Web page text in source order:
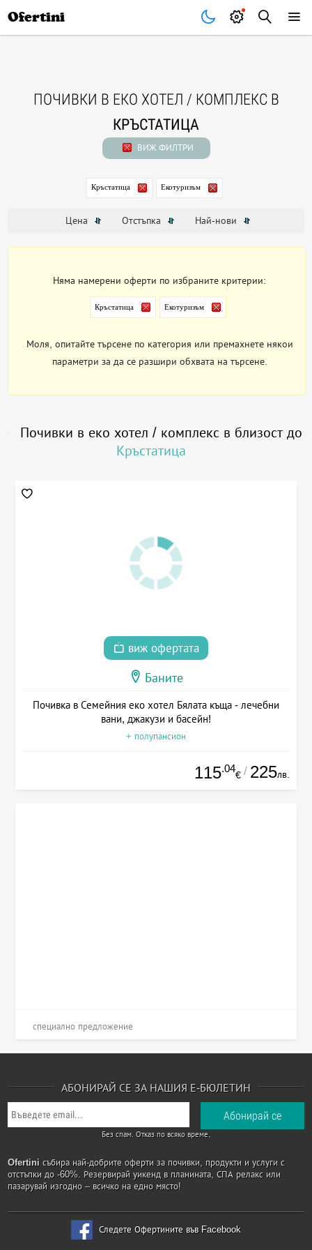
Ofertini
ПОЧИВКИ В ЕКО ХОТЕЛ / КОМПЛЕКС В
КРЪСТАТИЦА
ВИЖ ФИЛТРИ
Кръстатица Екотуризъм
Цена Отстъпка Най-нови
Няма намерени оферти по избраните критерии:
Кръстатица Екотуризъм
Моля, опитайте търсене по категория или премахнете някои
параметри за да се разшири обхвата на търсене.
Почивки в еко хотел / комплекс в близост до
Кръстатица
виж офертата
Баните
Почивка в Семейния еко хотел Бялата къща - лечебни
вани, джакузи и басейн!
+ полупансион
115.04
€ / 225лв.
специално предложение
АБОНИРАЙ СЕ ЗА НАШИЯ Е-БЮЛЕТИН
Без спам. Отказ по всяко време.
Ofertini събира най-добрите оферти за почивки, продукти и услуги с
отстъпки до -60%. Резервирай уикенд в планината, СПА релакс или
пазарувай изгодно – всичко на едно място!
Следете Офертините във Facebook